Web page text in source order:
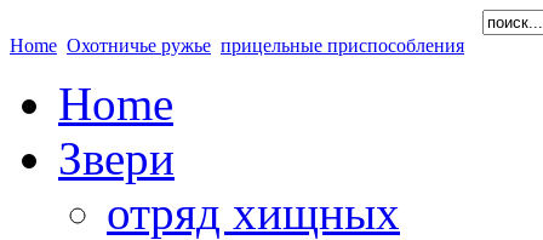
Home Охотничье ружье прицельные приспособления
Home
Звери
отряд хищных